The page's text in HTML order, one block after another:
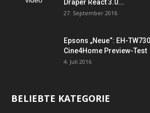
Draper React 3.0...
27. September 2016
Epsons „Neue“: EH-
Cine4Home Preview-Test
4. Juli 2016
BELIEBTE KATEGORIE